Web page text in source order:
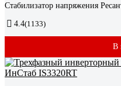
Стабилизатор напряжения
4.4(1133)
В